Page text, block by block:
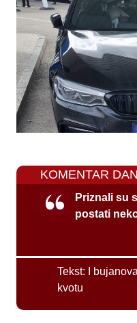
KOMENTAR
Priznali su
postati
Tekst:
I
kvotu